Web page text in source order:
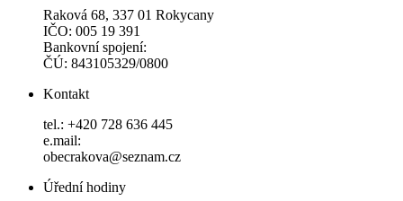
Raková 68, 337 01 Rokycany
IČO: 005 19 391
Bankovní spojení:
ČÚ: 843105329/0800
Kontakt
tel.: +420 728 636 445
e.mail:
obecrakova@seznam.cz
Úřední hodiny